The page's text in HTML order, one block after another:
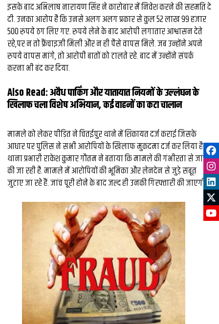
इसके बाद अभिलाष नारायण सिंह ने कारोबार में निवेश करने की सहमति दे
दी. उनका आरोप है कि उनसे अलग अलग प्रकार से कुल 52 लाख 99 हजार
500 रुपये ठग लिए गए. रुपये लेने के बाद आरोपी लगातार आश्वासन देते
रहे,पर न तो फ्रैंचाइज़ी मिली और न ही पैसे वापस मिले. जब उन्होंने अपने
रुपये वापस मांगे, तो आरोपी बातों को टालते रहे. बाद में उन्होंने संपर्क
करना भी बंद कर दिया.
Also Read:अवैध पार्किंग और यातायात नियमों के उल्‍लंघन के
खिलाफ चला विशेष अभियान, कई वाहनों का कटा चालान
मामले को लेकर पीड़ित ने चितईपुर थाने में शिकायत दर्ज कराई जिसके
आधार पर पुलिस ने सभी आरोपियों के खिलाफ मुकदमा दर्ज कर लिया है.
थाना प्रभारी राकेश कुमार गौतम ने बताया कि मामले की गंभीरता से जांच
की जा रही है. मामले में आरोपियों की भूमिका और लेनदेन से जुड़े सबूत
जुटाए जा रहे हैं. जांच पूरी होने के बाद जल्द ही उनकी गिरफ्तारी की जाएगी.